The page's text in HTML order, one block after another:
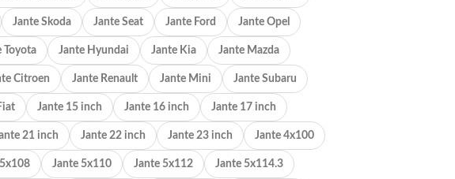
Jante Skoda Jante Seat Jante Ford Jante Opel
Toyota Jante Hyundai Jante Kia Jante Mazda
Citroen Jante Renault Jante Mini Jante Subaru
Jante 15 inch Jante 16 inch Jante 17 inch
21 inch Jante 22 inch Jante 23 inch Jante 4x100
Jante 5x110 Jante 5x112 Jante 5x114.3